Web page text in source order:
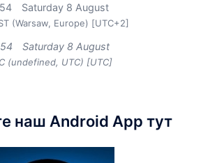
54 Saturday 8 August
(Warsaw, Europe) [UTC+2]
54 Saturday 8 August
(undefined, UTC) [UTC]
наш Android App тут